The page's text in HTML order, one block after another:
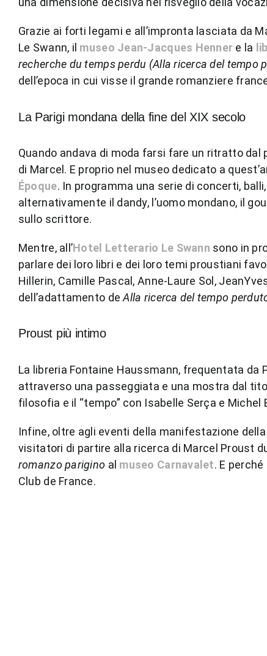
Grazie ai forti legami e all’impronta lasciata da
Le Swann, il museo Jean-Jacques Henner e la
recherche du temps perdu (Alla ricerca del tempo
dell’epoca in cui visse il grande romanziere
La Parigi mondana della fine del XIX secolo
Quando andava di moda farsi fare un ritratto dal
di Marcel. E proprio nel museo dedicato a
Époque. In programma una serie di concerti,
alternativamente il dandy, l’uomo mondano, il
sullo scrittore.
Mentre, all’Hotel Letterario Le Swann sono in
parlare dei loro libri e dei loro temi proustiani
Hillerin, Camille Pascal, Anne-Laure Sol,
dell’adattamento deAlla ricerca del tempo
Proust più intimo
La libreria Fontaine Haussmann, frequentata da
attraverso una passeggiata e una mostra dal
filosofia e il “tempo” con Isabelle Serça e Michel
Infine, oltre agli eventi della manifestazione
visitatori di partire alla ricerca di Marcel Proust
romanzo parigino al museo Carnavalet. E
Club de France.